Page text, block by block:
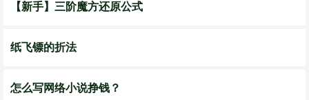
【新手】三阶魔方还原公式
纸飞镖的折法
怎么写网络小说挣钱？